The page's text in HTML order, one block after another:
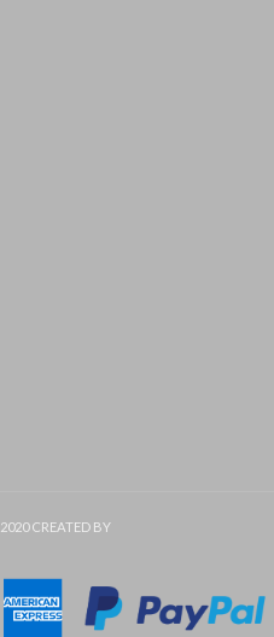
2020 CREATED BY